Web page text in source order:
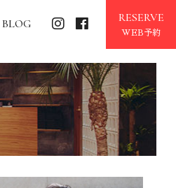
BLOG RESERVE
WEB予約